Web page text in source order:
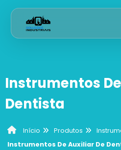
Quem Somos
Instrumentos
Dentista
Início Produtos
Instrumentos De Auxiliar De